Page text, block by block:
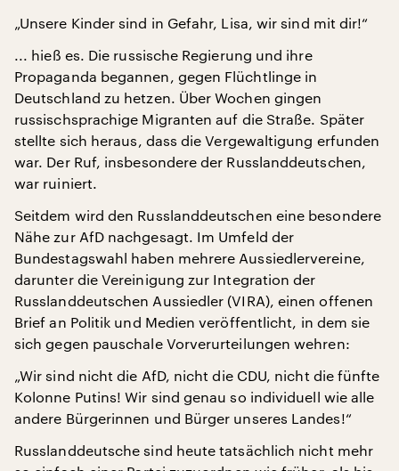
„Unsere Kinder sind in Gefahr, Lisa, wir sind mit dir!“
... hieß es. Die russische Regierung und ihre
Propaganda begannen, gegen Flüchtlinge in
Deutschland zu hetzen. Über Wochen gingen
russischsprachige Migranten auf die Straße. Später
stellte sich heraus, dass die Vergewaltigung erfunden
war. Der Ruf, insbesondere der Russlanddeutschen,
war ruiniert.
Seitdem wird den Russlanddeutschen eine besondere
Nähe zur AfD nachgesagt. Im Umfeld der
Bundestagswahl haben mehrere Aussiedlervereine,
darunter die Vereinigung zur Integration der
Russlanddeutschen Aussiedler (VIRA), einen offenen
Brief an Politik und Medien veröffentlicht, in dem sie
sich gegen pauschale Vorverurteilungen wehren:
„Wir sind nicht die AfD, nicht die CDU, nicht die fünfte
Kolonne Putins! Wir sind genau so individuell wie alle
andere Bürgerinnen und Bürger unseres Landes!“
Russlanddeutsche sind heute tatsächlich nicht mehr